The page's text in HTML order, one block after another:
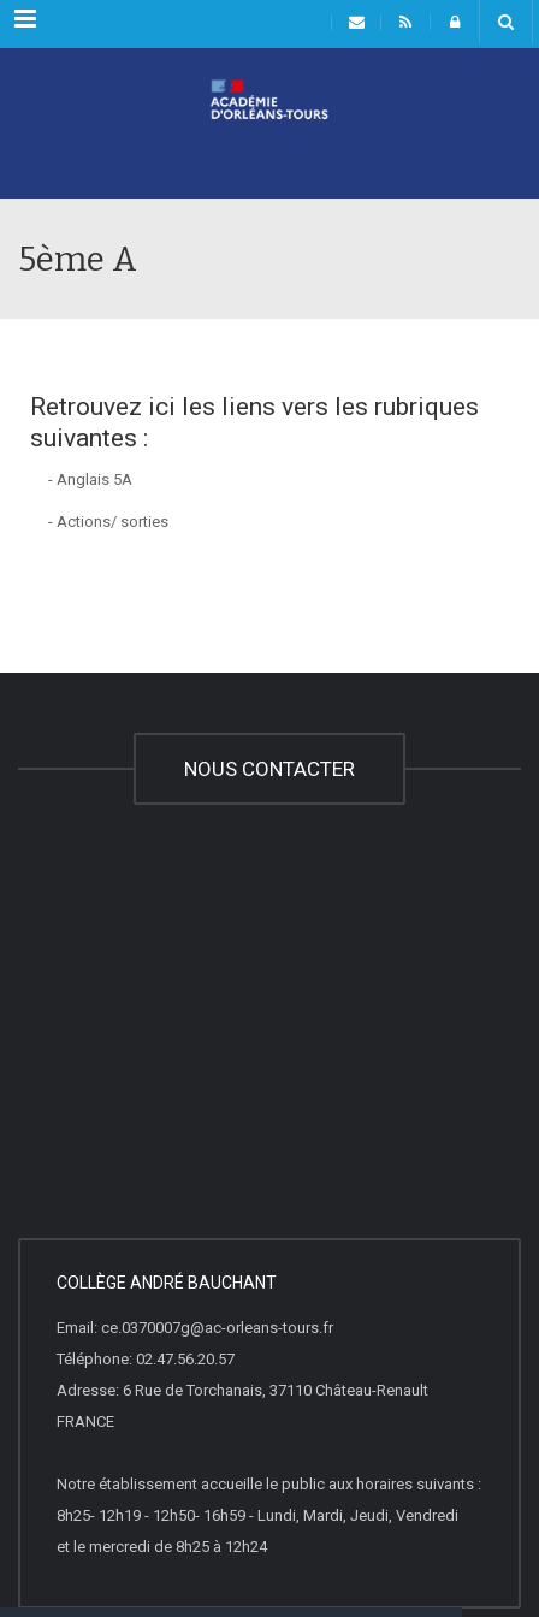
Rubriques
5ème A
Retrouvez ici les liens vers les rubriques
suivantes :
- Anglais 5A
- Actions/ sorties
NOUS CONTACTER
COLLÈGE ANDRÉ BAUCHANT
Email: ce.0370007g@ac-orleans-tours.fr
Téléphone: 02.47.56.20.57
Adresse: 6 Rue de Torchanais, 37110 Château-Renault
FRANCE
Notre établissement accueille le public aux horaires suivants :
8h25- 12h19 - 12h50- 16h59 - Lundi, Mardi, Jeudi, Vendredi
et le mercredi de 8h25 à 12h24